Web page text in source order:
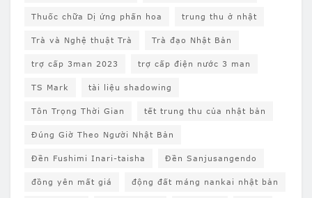
Thuốc chữa Dị ứng phấn hoa trung thu ở nhật
Trà và Nghệ thuật Trà Trà đạo Nhật Bản
trợ cấp 3man 2023 trợ cấp điện nước 3 man
TS Mark tài liệu shadowing
Tôn Trọng Thời Gian tết trung thu của nhật bản
Đúng Giờ Theo Người Nhật Bản
Đền Fushimi Inari-taisha Đền Sanjusangendo
đồng yên mất giá động đất máng nankai nhật bản